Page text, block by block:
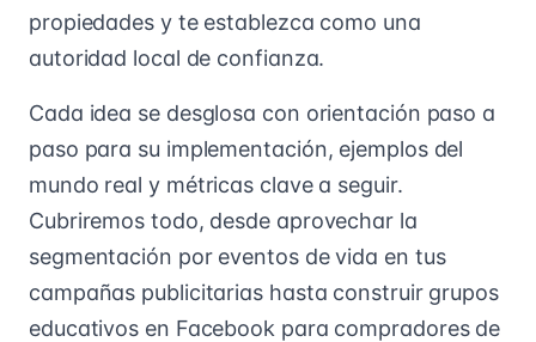
propiedades y te establezca como una
autoridad local de confianza.
Cada idea se desglosa con orientación paso a
paso para su implementación, ejemplos del
mundo real y métricas clave a seguir.
Cubriremos todo, desde aprovechar la
segmentación por eventos de vida en tus
campañas publicitarias hasta construir grupos
educativos en Facebook para compradores de